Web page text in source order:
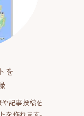
を
記事投稿を